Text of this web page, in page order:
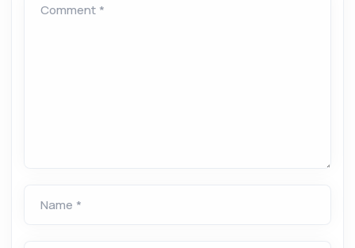
Comment *
Name *